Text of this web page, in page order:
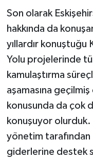
Son olarak
hakkında da
yıllardır konuştuğu
Yolu projelerinde
kamulaştırma
aşamasına
konusunda da çok
konuşuyor
yönetim
giderlerine destek